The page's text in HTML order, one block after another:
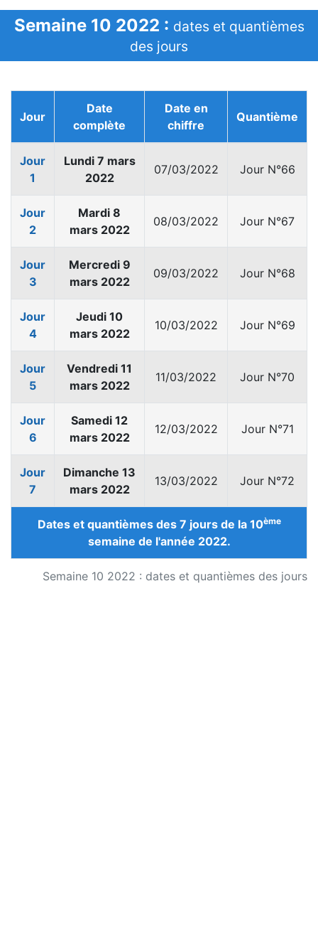
Semaine 10 2022 : dates et quantièmes
des jours
Semaine 10 2022 : dates et quantièmes des jours
Jour
Date
complète
Date en
chiffre
Quantième
Jour
1
Lundi 7 mars
2022
07/03/2022 Jour N°66
Jour
2
Mardi 8
mars 2022
08/03/2022 Jour N°67
Jour
3
Mercredi 9
mars 2022
09/03/2022 Jour N°68
Jour
4
Jeudi 10
mars 2022
10/03/2022 Jour N°69
Jour
5
Vendredi 11
mars 2022
11/03/2022 Jour N°70
Jour
6
Samedi 12
mars 2022
12/03/2022 Jour N°71
Jour
7
Dimanche 13
mars 2022
13/03/2022 Jour N°72
Dates et quantièmes des 7 jours de la 10ème
semaine de l'année 2022.